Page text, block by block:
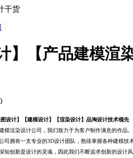
干货
】【产品建模
设计】【建模设计】【渲染设计】品淘设计技术领先
模渲染设计公司，我们致力于为客户制作满意的作
司拥有一支专业的3D设计团队，熟练掌握各种建模技
创新是设计的灵魂，因此我们不断追求创新的设计